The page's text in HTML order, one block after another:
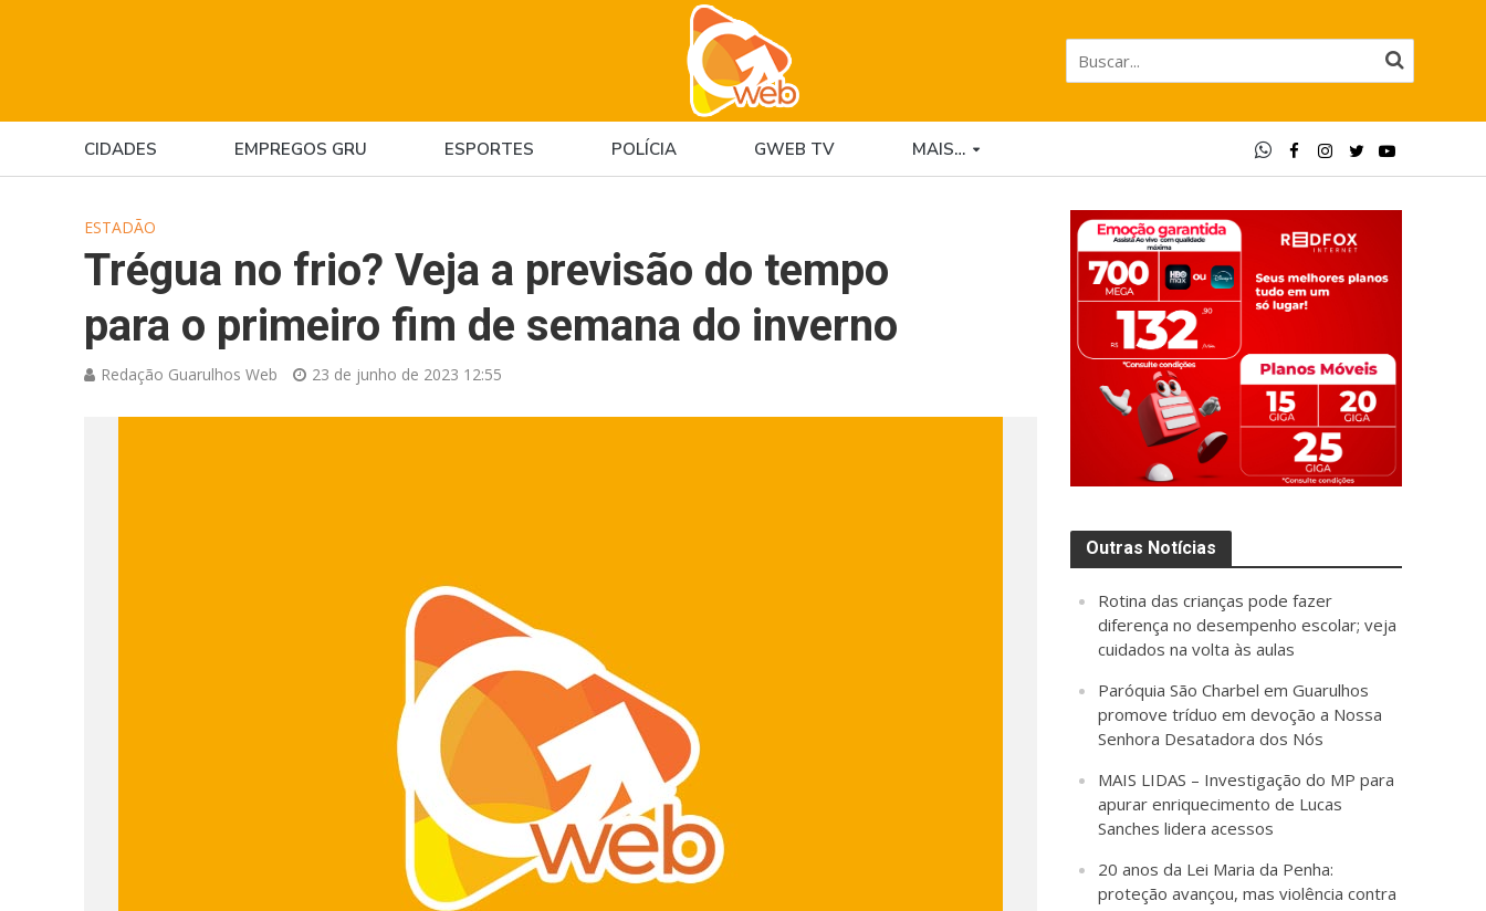
CIDADES EMPREGOS GRU ESPORTES POLÍCIA GWEB TV MAIS…
ESTADÃO
Trégua no frio? Veja a previsão do tempo
para o primeiro fim de semana do inverno
Redação Guarulhos Web 23 de junho de 2023 12:55
Outras Notícias
Rotina das crianças pode fazer
diferença no desempenho escolar; veja
cuidados na volta às aulas
Paróquia São Charbel em Guarulhos
promove tríduo em devoção a Nossa
Senhora Desatadora dos Nós
MAIS LIDAS – Investigação do MP para
apurar enriquecimento de Lucas
Sanches lidera acessos
20 anos da Lei Maria da Penha:
proteção avançou, mas violência contra